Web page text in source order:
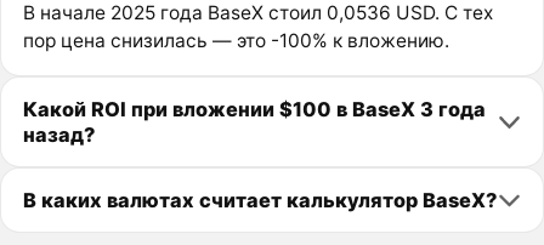
В начале 2025 года BaseX стоил 0,0536 USD. С тех
пор цена снизилась — это -100% к вложению.
Какой ROI при вложении $100 в BaseX 3 года
назад?
В каких валютах считает калькулятор BaseX?